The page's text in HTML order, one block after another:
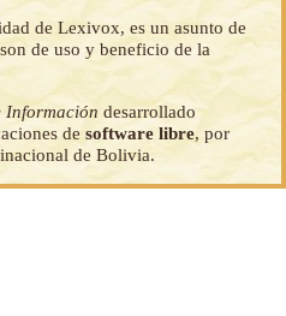
de Lexivox, es un asunto de
de uso y beneficio de la
Información desarrollado
desoftware libre, por
de Bolivia.